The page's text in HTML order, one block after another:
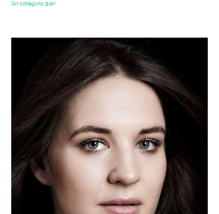
Sin categoría @en